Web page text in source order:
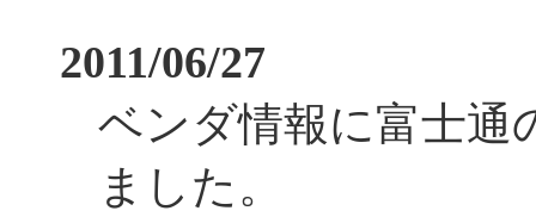
2011/06/27
ベンダ情報に富士通
ました。